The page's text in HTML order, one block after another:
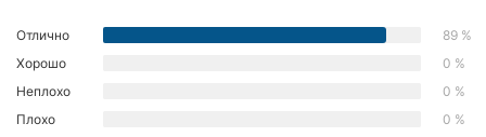
Херсон
Отлично
89 %
Хорошо
0 %
Неплохо
0 %
Плохо
0 %